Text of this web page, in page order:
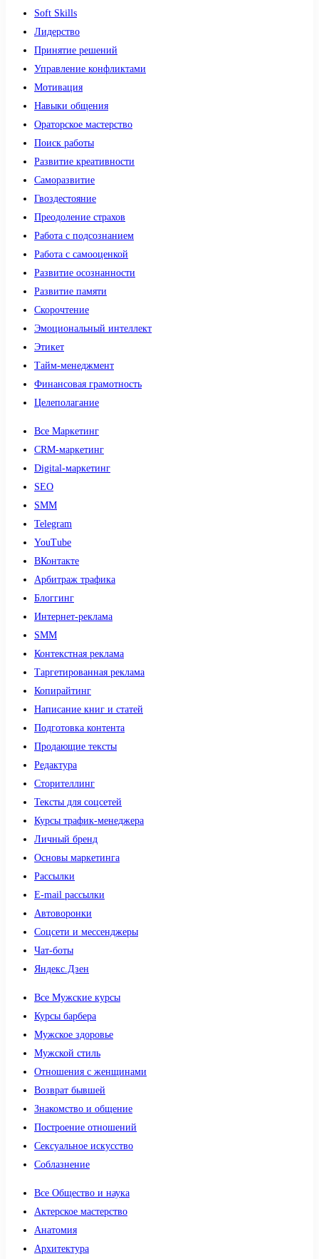
Soft Skills
Лидерство
Принятие решений
Управление конфликтами
Мотивация
Навыки общения
Ораторское мастерство
Поиск работы
Развитие креативности
Саморазвитие
Гвоздестояние
Преодоление страхов
Работа с подсознанием
Работа с самооценкой
Развитие осознанности
Развитие памяти
Скорочтение
Эмоциональный интеллект
Этикет
Тайм-менеджмент
Финансовая грамотность
Целеполагание
Все Маркетинг
CRM-маркетинг
Digital-маркетинг
SEO
SMM
Telegram
YouTube
ВКонтакте
Арбитраж трафика
Блоггинг
Интернет-реклама
SMM
Контекстная реклама
Таргетированная реклама
Копирайтинг
Написание книг и статей
Подготовка контента
Продающие тексты
Редактура
Сторителлинг
Тексты для соцсетей
Курсы трафик-менеджера
Личный бренд
Основы маркетинга
Рассылки
E-mail рассылки
Автоворонки
Соцсети и мессенджеры
Чат-боты
Яндекс.Дзен
Все Мужские курсы
Курсы барбера
Мужское здоровье
Мужской стиль
Отношения с женщинами
Возврат бывшей
Знакомство и общение
Построение отношений
Сексуальное искусство
Соблазнение
Все Общество и наука
Актерское мастерство
Анатомия
Архитектура